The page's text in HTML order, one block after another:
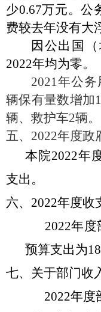
少0.67万元。公
费较去年没有大
因公出国
2022年均为零。
2021年公
辆保有量数增加
辆、救护车2辆。
五、 2022年度政
本院2022年
支出 。
六、 2022年度收
2022年
预算支出为
七、关于部门收
2022年度